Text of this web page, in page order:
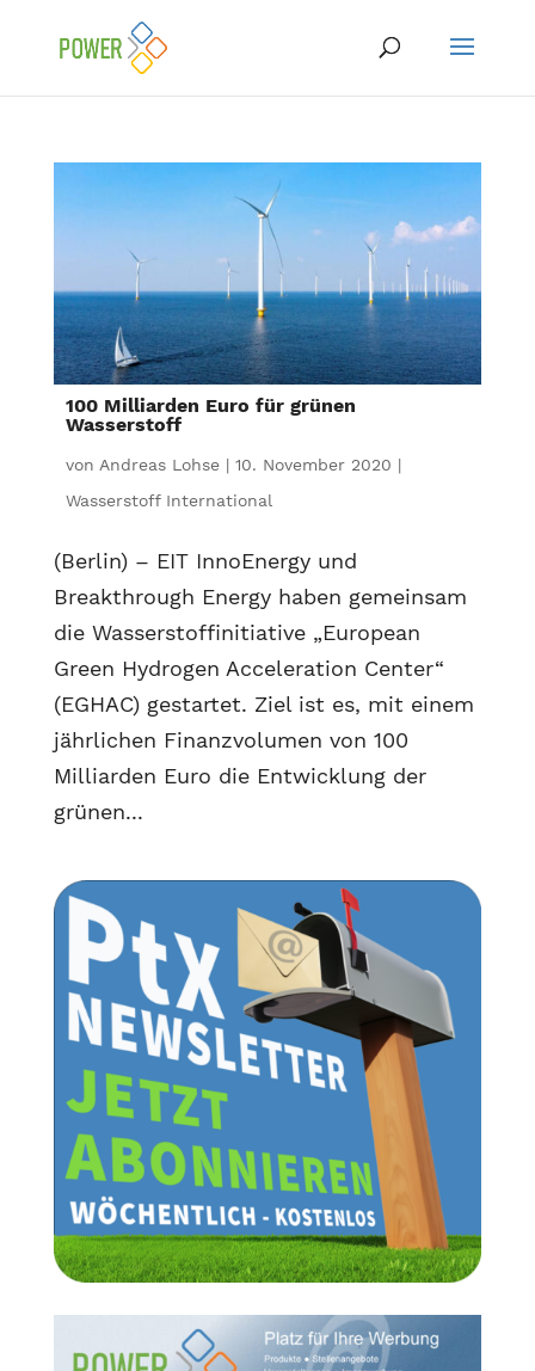
100 Milliarden Euro für grünen
Wasserstoff
von Andreas Lohse| 10. November 2020 |
Wasserstoff International
(Berlin) – EIT InnoEnergy und
Breakthrough Energy haben gemeinsam
die Wasserstoffinitiative „European
Green Hydrogen Acceleration Center“
(EGHAC) gestartet. Ziel ist es, mit einem
jährlichen Finanzvolumen von 100
Milliarden Euro die Entwicklung der
grünen...